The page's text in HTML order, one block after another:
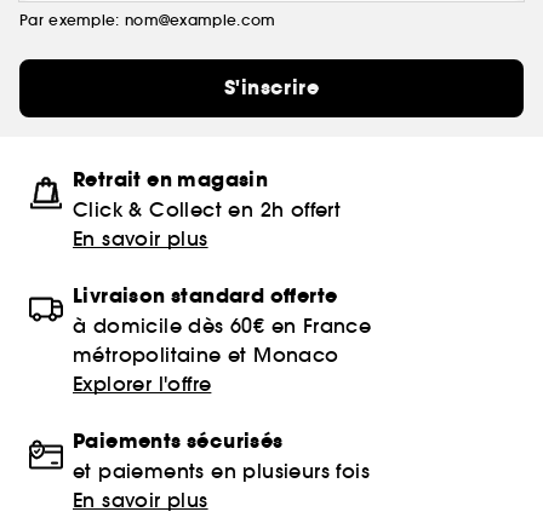
Par exemple: nom@example.com
S'inscrire
Retrait en magasin
Click & Collect en 2h offert
En savoir plus
Livraison standard offerte
à domicile dès 60€ en France
métropolitaine et Monaco
Explorer l'offre
Paiements sécurisés
et paiements en plusieurs fois
En savoir plus